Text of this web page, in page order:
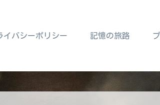
イバシーポリシー 記憶の旅路